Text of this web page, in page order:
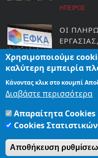
ΗΠΕΙΡΟΣ
ΟΙ
ΕΩΣ ΤΙΣ
ΚΟΣΜΟΣ
ΑΡΤΑ:
ΤΟΥ
ΕΙΔΗΣΕΙΣ
Χρησιμοποιούμε
καλύτερη εμπειρία
Κάνοντας κλικ στο κουμπί
Διαβάστε περισσότερα
Απαραίτητα Cookies
Cookies Στατιστικών
Αποθήκευση